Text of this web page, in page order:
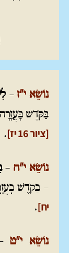
נוֹשֵׂא י"ז –
בַּקֹּדֶשׁ בָּעֲזָרָה
[ציור 16 יז] .
נוֹשֵׂא י"ח –
– בַּקֹּדֶשׁ
יח].
נוֹשֵׂא י"ט